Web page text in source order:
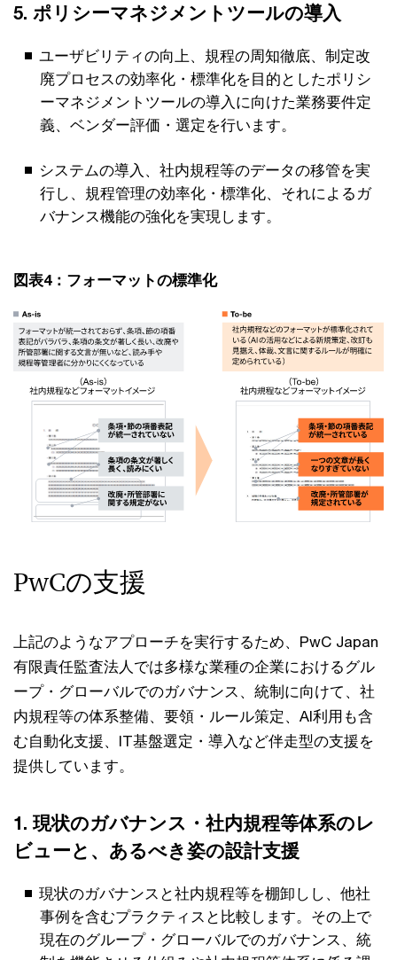
5. ポリシーマネジメントツールの導入
ユーザビリティの向上、規程の周知徹底、制定改
廃プロセスの効率化・標準化を目的としたポリシ
ーマネジメントツールの導入に向けた業務要件定
義、ベンダー評価・選定を行います。
システムの導入、社内規程等のデータの移管を実
行し、規程管理の効率化・標準化、それによるガ
バナンス機能の強化を実現します。
図表4：フォーマットの標準化
PwCの支援
上記のようなアプローチを実行するため、PwC Japan
有限責任監査法人では多様な業種の企業におけるグル
ープ・グローバルでのガバナンス、統制に向けて、社
内規程等の体系整備、要領・ルール策定、AI利用も含
む自動化支援、IT基盤選定・導入など伴走型の支援を
提供しています。
1. 現状のガバナンス・社内規程等体系のレ
ビューと、あるべき姿の設計支援
現状のガバナンスと社内規程等を棚卸しし、他社
事例を含むプラクティスと比較します。その上で
現在のグループ・グローバルでのガバナンス、統